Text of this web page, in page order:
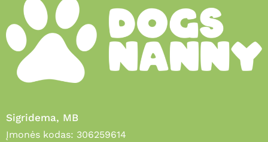
Sigridema, MB
Įmonės kodas: 306259614